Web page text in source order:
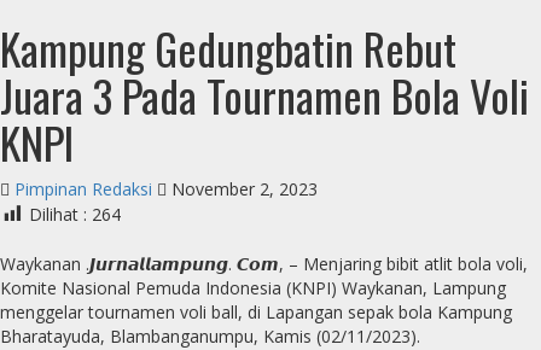
Kampung Gedungbatin Rebut
Juara 3 Pada Tournamen Bola Voli
KNPI
Pimpinan Redaksi
November 2, 2023
Dilihat : 264
Waykanan .𝙅𝙪𝙧𝙣𝙖𝙡𝙡𝙖𝙢𝙥𝙪𝙣𝙜. 𝘾𝙤𝙢, – Menjaring bibit atlit bola voli,
Komite Nasional Pemuda Indonesia (KNPI) Waykanan, Lampung
menggelar tournamen voli ball, di Lapangan sepak bola Kampung
Bharatayuda, Blambanganumpu, Kamis (02/11/2023).